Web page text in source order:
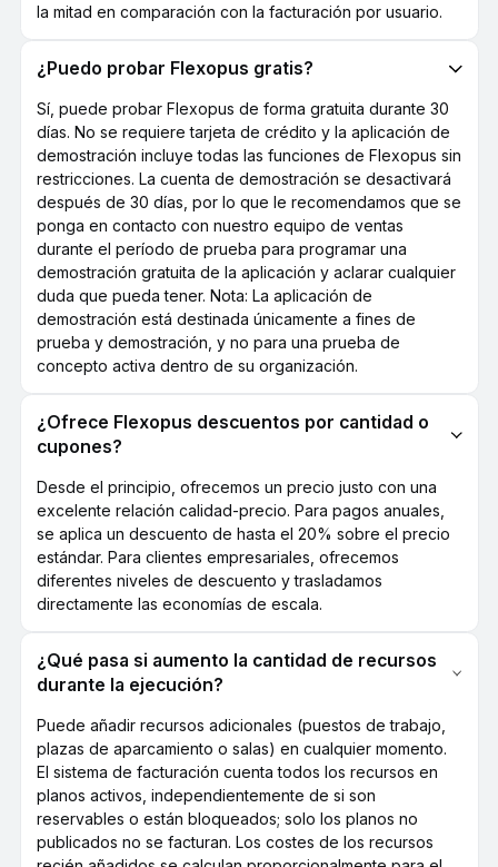
la mitad en comparación con la facturación por usuario.
¿Puedo probar Flexopus gratis?
Sí, puede probar Flexopus de forma gratuita durante 30
días. No se requiere tarjeta de crédito y la aplicación de
demostración incluye todas las funciones de Flexopus sin
restricciones. La cuenta de demostración se desactivará
después de 30 días, por lo que le recomendamos que se
ponga en contacto con nuestro equipo de ventas
durante el período de prueba para programar una
demostración gratuita de la aplicación y aclarar cualquier
duda que pueda tener. Nota: La aplicación de
demostración está destinada únicamente a fines de
prueba y demostración, y no para una prueba de
concepto activa dentro de su organización.
¿Ofrece Flexopus descuentos por cantidad o
cupones?
Desde el principio, ofrecemos un precio justo con una
excelente relación calidad-precio. Para pagos anuales,
se aplica un descuento de hasta el 20% sobre el precio
estándar. Para clientes empresariales, ofrecemos
diferentes niveles de descuento y trasladamos
directamente las economías de escala.
¿Qué pasa si aumento la cantidad de recursos
durante la ejecución?
Puede añadir recursos adicionales (puestos de trabajo,
plazas de aparcamiento o salas) en cualquier momento.
El sistema de facturación cuenta todos los recursos en
planos activos, independientemente de si son
reservables o están bloqueados; solo los planos no
publicados no se facturan. Los costes de los recursos